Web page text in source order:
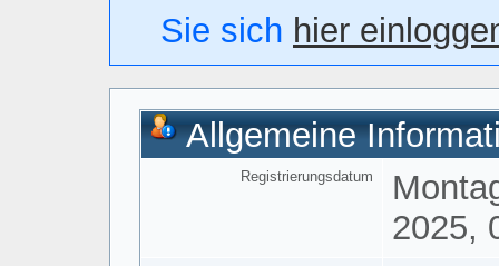
Sie sich hier
Allgemeine
Registrierungsdatum
2025,